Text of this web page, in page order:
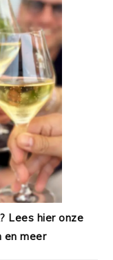
Lees hier onze
en meer